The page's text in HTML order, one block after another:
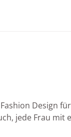
Design
jede Frau mit